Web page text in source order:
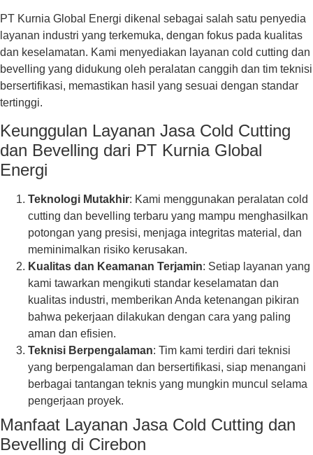
PT Kurnia Global Energi dikenal sebagai salah satu penyedia
layanan industri yang terkemuka, dengan fokus pada kualitas
dan keselamatan. Kami menyediakan layanan cold cutting dan
bevelling yang didukung oleh peralatan canggih dan tim teknisi
bersertifikasi, memastikan hasil yang sesuai dengan standar
tertinggi.
Keunggulan Layanan Jasa Cold Cutting
dan Bevelling dari PT Kurnia Global
Energi
Teknologi Mutakhir: Kami menggunakan peralatan cold
cutting dan bevelling terbaru yang mampu menghasilkan
potongan yang presisi, menjaga integritas material, dan
meminimalkan risiko kerusakan.
Kualitas dan Keamanan Terjamin: Setiap layanan yang
kami tawarkan mengikuti standar keselamatan dan
kualitas industri, memberikan Anda ketenangan pikiran
bahwa pekerjaan dilakukan dengan cara yang paling
aman dan efisien.
Teknisi Berpengalaman: Tim kami terdiri dari teknisi
yang berpengalaman dan bersertifikasi, siap menangani
berbagai tantangan teknis yang mungkin muncul selama
pengerjaan proyek.
Manfaat Layanan Jasa Cold Cutting dan
Bevelling di Cirebon